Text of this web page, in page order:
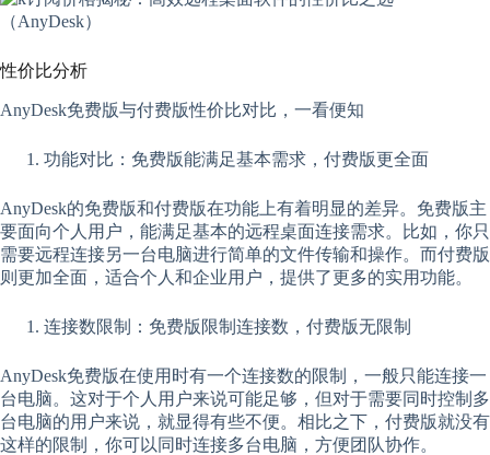
性价比分析
AnyDesk免费版与付费版性价比对比，一看便知
功能对比：免费版能满足基本需求，付费版更全面
AnyDesk的免费版和付费版在功能上有着明显的差异。免费版主
要面向个人用户，能满足基本的远程桌面连接需求。比如，你只
需要远程连接另一台电脑进行简单的文件传输和操作。而付费版
则更加全面，适合个人和企业用户，提供了更多的实用功能。
连接数限制：免费版限制连接数，付费版无限制
AnyDesk免费版在使用时有一个连接数的限制，一般只能连接一
台电脑。这对于个人用户来说可能足够，但对于需要同时控制多
台电脑的用户来说，就显得有些不便。相比之下，付费版就没有
这样的限制，你可以同时连接多台电脑，方便团队协作。